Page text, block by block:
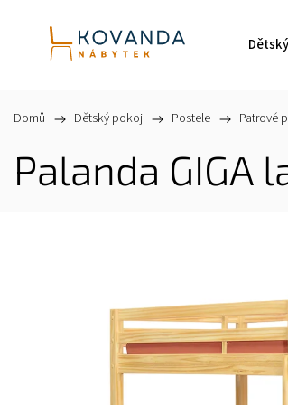
Domů / Dětský pokoj / Postele / Patrové
Palanda GIGA